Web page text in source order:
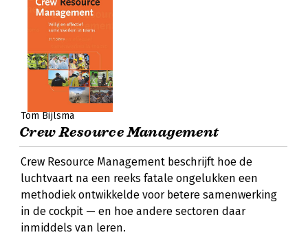
Tom Bijlsma
Crew Resource Management
Crew Resource Management beschrijft hoe de
luchtvaart na een reeks fatale ongelukken een
methodiek ontwikkelde voor betere samenwerking
in de cockpit — en hoe andere sectoren daar
inmiddels van leren.